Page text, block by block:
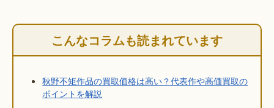
こんなコラムも読まれています
秋野不矩作品の買取価格は高い？代表作や高価買取の
ポイントを解説